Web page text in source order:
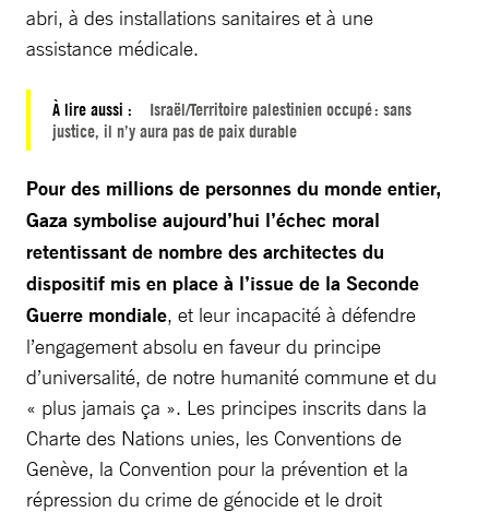
abri, à des installations sanitaires et à une
assistance médicale.
À lire aussi :
Israël/Territoire palestinien occupé : sans
justice, il n’y aura pas de paix durable
Pour des millions de personnes du monde entier,
Gaza symbolise aujourd’hui l’échec moral
retentissant de nombre des architectes du
dispositif mis en place à l’issue de la Seconde
Guerre mondiale, et leur incapacité à défendre
l’engagement absolu en faveur du principe
d’universalité, de notre humanité commune et du
« plus jamais ça ». Les principes inscrits dans la
Charte des Nations unies, les Conventions de
Genève, la Convention pour la prévention et la
répression du crime de génocide et le droit